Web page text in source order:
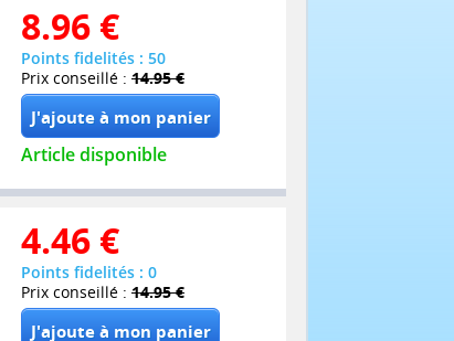
8.96 €
Points fidelités : 50
Prix conseillé : 14.95 €
Article disponible
4.46 €
Points fidelités : 0
Prix conseillé : 14.95 €